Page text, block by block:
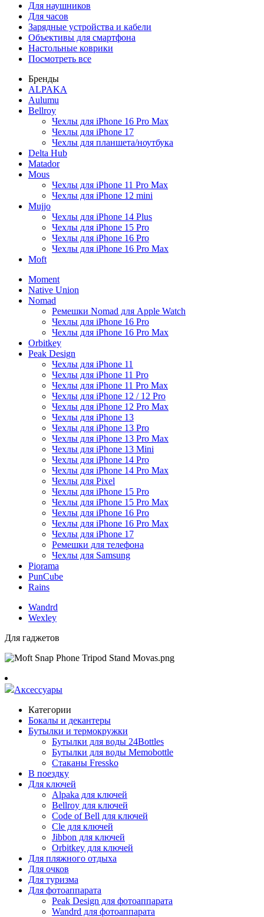
Для наушников
Для часов
Зарядные устройства и кабели
Объективы для смартфона
Настольные коврики
Посмотреть все
Бренды
ALPAKA
Aulumu
Bellroy
Чехлы для iPhone 16 Pro Max
Чехлы для iPhone 17
Чехлы для планшета/ноутбука
Delta Hub
Matador
Mous
Чехлы для iPhone 11 Pro Max
Чехлы для iPhone 12 mini
Mujjo
Чехлы для iPhone 14 Plus
Чехлы для iPhone 15 Pro
Чехлы для iPhone 16 Pro
Чехлы для iPhone 16 Pro Max
Moft
Moment
Native Union
Nomad
Ремешки Nomad для Apple Watch
Чехлы для iPhone 16 Pro
Чехлы для iPhone 16 Pro Max
Orbitkey
Peak Design
Чехлы для iPhone 11
Чехлы для iPhone 11 Pro
Чехлы для iPhone 11 Pro Max
Чехлы для iPhone 12 / 12 Pro
Чехлы для iPhone 12 Pro Max
Чехлы для iPhone 13
Чехлы для iPhone 13 Pro
Чехлы для iPhone 13 Pro Max
Чехлы для iPhone 13 Mini
Чехлы для iPhone 14 Pro
Чехлы для iPhone 14 Pro Max
Чехлы для Pixel
Чехлы для iPhone 15 Pro
Чехлы для iPhone 15 Pro Max
Чехлы для iPhone 16 Pro
Чехлы для iPhone 16 Pro Max
Чехлы для iPhone 17
Ремешки для телефона
Чехлы для Samsung
Piorama
PunCube
Rains
Wandrd
Wexley
Для гаджетов
Аксессуары
Категории
Бокалы и декантеры
Бутылки и термокружки
Бутылки для воды 24Bottles
Бутылки для воды Memobottle
Стаканы Fressko
В поездку
Для ключей
Alpaka для ключей
Bellroy для ключей
Code of Bell для ключей
Cle для ключей
Jibbon для ключей
Orbitkey для ключей
Для пляжного отдыха
Для очков
Для туризма
Для фотоаппарата
Peak Design для фотоаппарата
Wandrd для фотоаппарата